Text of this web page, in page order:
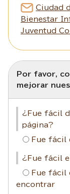
Ciudad
Bienestar
Juventud
Por favor,
mejorar
¿Fue fácil
página?
Fue fácil
¿Fue fácil
Fue fácil
encontrar